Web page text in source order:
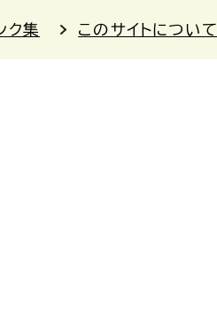
ク集 このサイトについて